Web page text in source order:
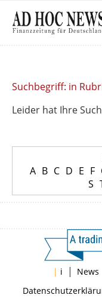
Suchbegriff: in
Leider hat Ihre
A B C D E F
S
| i | News